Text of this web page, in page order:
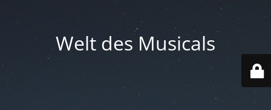
Welt des Musicals